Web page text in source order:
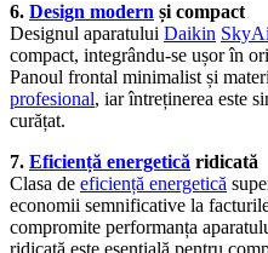
6. Design modern și compact
Designul aparatului Daikin
compact, integrându-se ușor în
Panoul frontal minimalist și
profesional, iar întreținerea este
curățat.
7. Eficiență energetică ridicată
Clasa de eficiență energetică
economii semnificative la
compromite performanța